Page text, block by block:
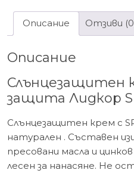
Описание Отзиви
Описание
Слънцезащитен
защита Лидкор
Слънцезащитен крем с
натурален . Съставен
пресовани масла и
лесен за нанасяне. Не